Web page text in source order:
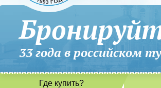
33 года в
Где купить?